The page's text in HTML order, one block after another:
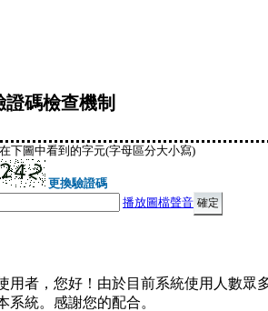
證碼檢查機制
下圖中看到的字元(字母區分大小寫)
更換驗證碼
播放圖檔聲音
用者，您好！由於目前系統使用人數眾
系統。感謝您的配合。